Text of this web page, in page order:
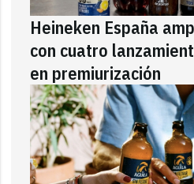
Heineken España
con cuatro
en premiurización